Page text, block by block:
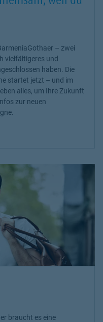
– zwei
vielfältigeres und
haben. Die
startet jetzt – und im
alles, um Ihre Zukunft
zur neuen
Tab
braucht es eine